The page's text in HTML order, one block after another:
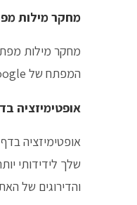
מחקר מילות
מחקר מילות מפתח
המפתח של Google, אתה יכול לגלות מילות מפתח רלוונטיות למיקוד בתוכן האתר שלך.
אופטימיזציה
אופטימיזציה
שלך לידידותי
והדירוגים של